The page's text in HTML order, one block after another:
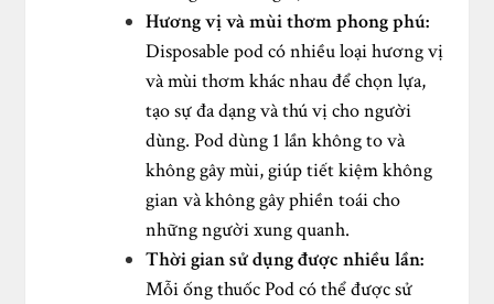
Hương vị và mùi thơm phong phú:
Disposable pod có nhiều loại hương vị
và mùi thơm khác nhau để chọn lựa,
tạo sự đa dạng và thú vị cho người
dùng. Pod dùng 1 lần không to và
không gây mùi, giúp tiết kiệm không
gian và không gây phiền toái cho
những người xung quanh.
Thời gian sử dụng được nhiều lần:
Mỗi ống thuốc Pod có thể được sử